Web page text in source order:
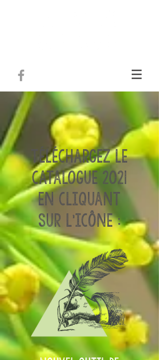
téléchargez Le
catalogue 2021
en cliquant
sur l'icône :